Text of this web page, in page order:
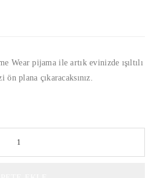
Wear pijama ile artık evinizde ışıltılı
ön plana çıkaracaksınız.